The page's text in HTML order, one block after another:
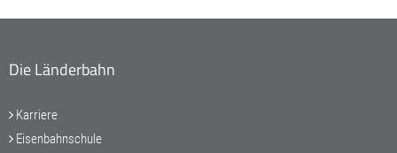
Die Länderbahn
Karriere
Eisenbahnschule